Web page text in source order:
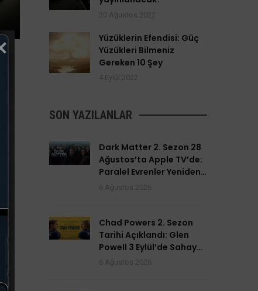
Yüzüklerin Efendisi: Güç
Yüzükleri Bilmeniz
Gereken 10 Şey
SON YAZILANLAR
Dark Matter 2. Sezon 28
Ağustos’ta Apple TV’de:
Paralel Evrenler Yeniden
Chad Powers 2. Sezon
Tarihi Açıklandı: Glen
Powell 3 Eylül’de Sahaya